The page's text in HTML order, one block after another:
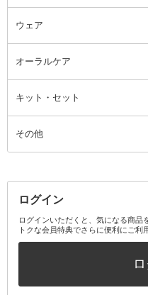
ツィザー・毛抜き
カミソリ
ファンデーション・パウダーケー
ス
ミラー・鏡
絆創膏
ヘアバンド
ヘッドマッサージブラシ
柔軟剤
ルームフレグランス・ディフュー
ザー
アロマキャンドル
消臭剤・芳香剤
美容家電全て
ボディケア美容家電
その他美容家電
ウェア
ウェア全て
レッグウェア
オーラルケア
オーラルケア全て
歯ブラシ
その他オーラルケア
キット・セット
キット・セット全て
ボディケアキット
その他キット・セット
その他
ログイン
ログインいただくと、気になる商品
トクな会員特典でさらに便利にご利